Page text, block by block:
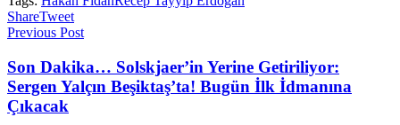
ShareTweet
Previous Post
Son Dakika… Solskjaer’in Yerine Getiriliyor:
Sergen Yalçın Beşiktaş’ta! Bugün İlk İdmanına
Çıkacak